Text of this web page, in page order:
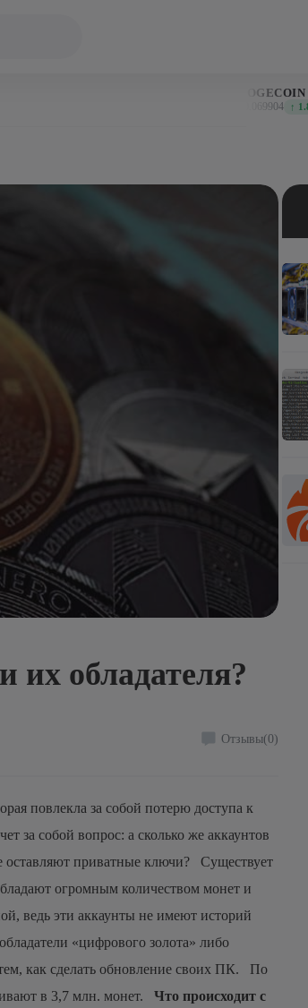
DOGECOIN
↑ 1.8%
их обладателя?
Отзывы(0)
повлекла за собой потерю доступа к
за собой вопрос: а сколько же аккаунтов
оставляют приватные ключи? Существует
огромным количеством монет и
ведь эти аккаунты не имеют историй
«цифрового золота» либо
как сделать обновление своих ПК. По
в 3,7 млн. монет. Что происходит с